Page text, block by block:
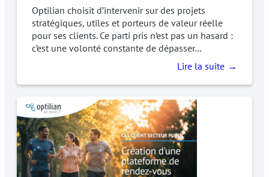
Optilian choisit d’intervenir sur des projets
stratégiques, utiles et porteurs de valeur réelle
pour ses clients. Ce parti pris n’est pas un hasard :
c’est une volonté constante de dépasser…
Lire la suite